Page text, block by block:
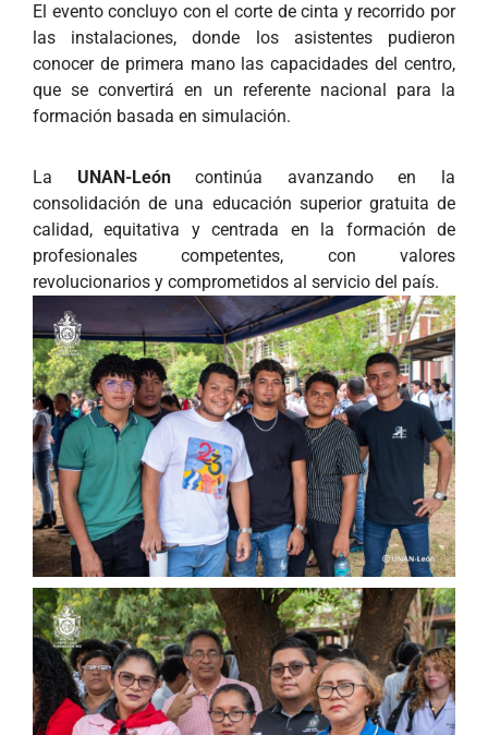
El evento concluyo con el corte de cinta y recorrido por
las instalaciones, donde los asistentes pudieron
conocer de primera mano las capacidades del centro,
que se convertirá en un referente nacional para la
formación basada en simulación.
La UNAN-Leóncontinúa avanzando en la
consolidación de una educación superior gratuita de
calidad, equitativa y centrada en la formación de
profesionales competentes, con valores
revolucionarios y comprometidos al servicio del país.